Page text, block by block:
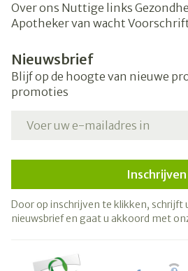
Over ons Nuttige links
Apotheker van wacht
Nieuwsbrief
Blijf op de hoogte van nieuwe
promoties
Inschrijven
Door op inschrijven te klikken, schrijft
nieuwsbrief en gaat u akkoord met